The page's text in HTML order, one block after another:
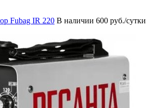
Fubag IR 220 В наличии 600 руб./сутки